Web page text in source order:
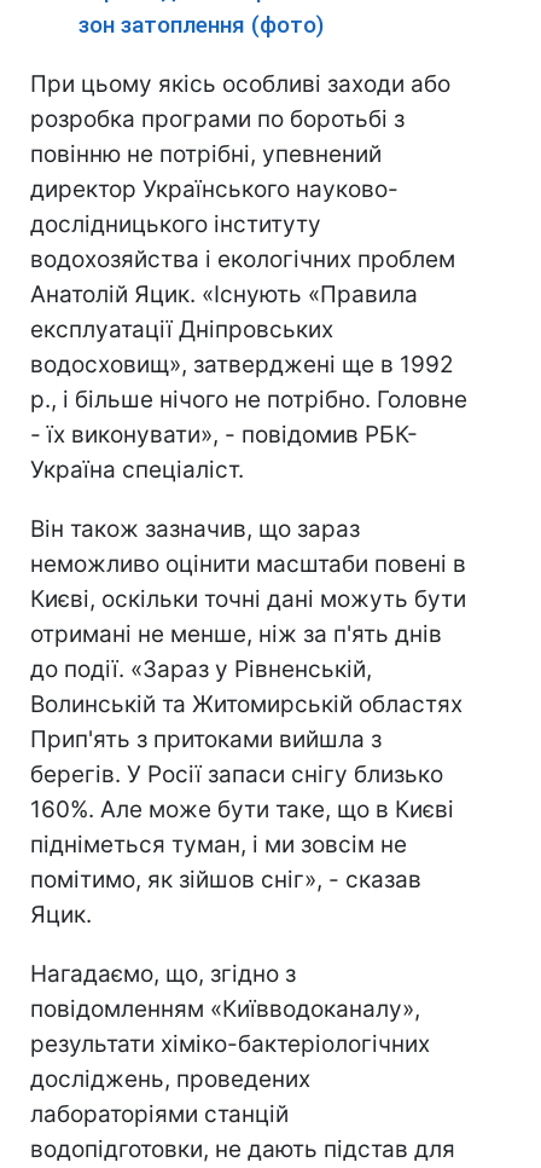
зон затоплення (фото)
При цьому якісь особливі заходи або
розробка програми по боротьбі з
повінню не потрібні, упевнений
директор Українського науково-
дослідницького інституту
водохозяйства і екологічних проблем
Анатолій Яцик. «Існують «Правила
експлуатації Дніпровських
водосховищ», затверджені ще в 1992
р., і більше нічого не потрібно. Головне
- їх виконувати», - повідомив РБК-
Україна спеціаліст.
Він також зазначив, що зараз
неможливо оцінити масштаби повені в
Києві, оскільки точні дані можуть бути
отримані не менше, ніж за п'ять днів
до події. «Зараз у Рівненській,
Волинській та Житомирській областях
Прип'ять з притоками вийшла з
берегів. У Росії запаси снігу близько
160%. Але може бути таке, що в Києві
підніметься туман, і ми зовсім не
помітимо, як зійшов сніг», - сказав
Яцик.
Нагадаємо, що, згідно з
повідомленням «Київводоканалу»,
результати хіміко-бактеріологічних
досліджень, проведених
лабораторіями станцій
водопідготовки, не дають підстав для